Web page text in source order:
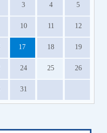
3 4 5
10 11 12
17 18 19
24 25 26
31